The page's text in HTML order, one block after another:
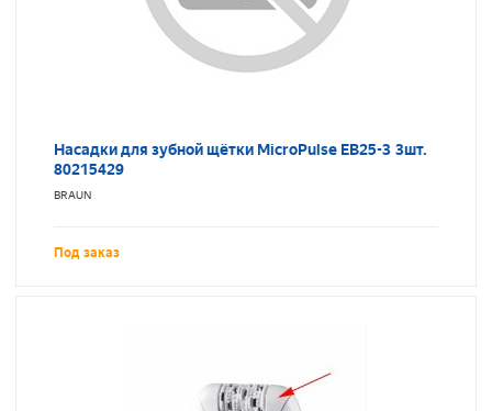
Насадки для зубной щётки MicroPulse EB25-3 3шт.
80215429
BRAUN
Под заказ